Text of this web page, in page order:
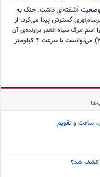
وضعیت آشفته‌ای داشت. جنگ به
گسترش پیدا می‌کرد. از
مرگ سیاه انقدر برازنده‌ی آن
است. باکتری این بیماری (Yersinia Pestis) می‌توانست با سرعت ۴ کیلومتر
ساعت و تقویم
کشف شد؟